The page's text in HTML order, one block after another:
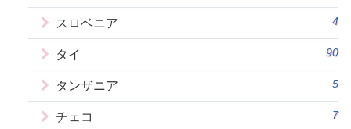
スロベニア 4
タイ 90
タンザニア 5
チェコ 7